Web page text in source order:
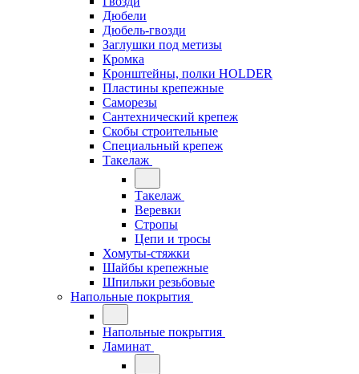
Дюбели
Дюбель-гвозди
Заглушки под метизы
Кромка
Кронштейны, полки НОLDER
Пластины крепежные
Саморезы
Сантехнический крепеж
Скобы строительные
Специальный крепеж
Такелаж
Такелаж
Веревки
Стропы
Цепи и тросы
Хомуты-стяжки
Шайбы крепежные
Шпильки резьбовые
Напольные покрытия
Напольные покрытия
Ламинат